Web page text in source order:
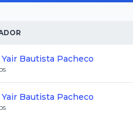
Bautista Pacheco
Bautista Pacheco